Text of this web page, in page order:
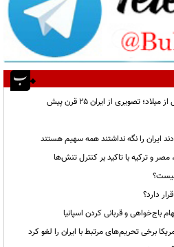
ایران را نگه نداشتند همه سهیم هستند
و ترکیه با تاکید بر کنترل تنش‌ها
دارد؟
باج‌خواهی و قربانی کردن اسپانیا
برخی تحریم‌های مرتبط با ایران را لغو کرد